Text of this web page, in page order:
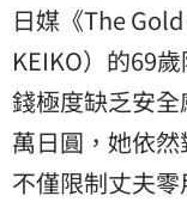
日媒《The
KEIKO）的69
錢極度缺乏安
萬日圓，她依
不僅限制丈夫